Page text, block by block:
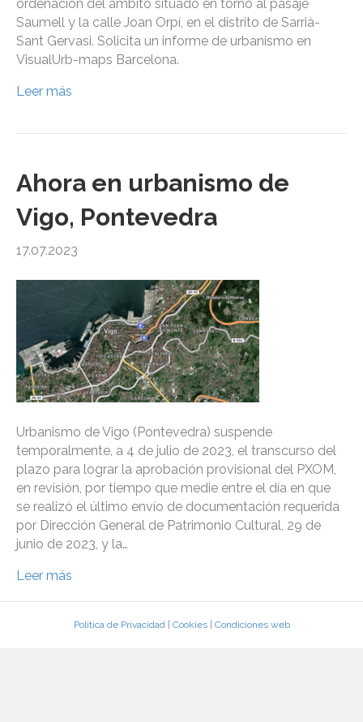
ordenación del ámbito situado en torno al pasaje
Saumell y la calle Joan Orpí, en el distrito de Sarrià-
Sant Gervasi. Solicita un informe de urbanismo en
VisualUrb-maps Barcelona.
Leer más
Ahora en urbanismo de
Vigo, Pontevedra
17.07.2023
Urbanismo de Vigo (Pontevedra) suspende
temporalmente, a 4 de julio de 2023, el transcurso del
plazo para lograr la aprobación provisional del PXOM,
en revisión, por tiempo que medie entre el día en que
se realizó el último envío de documentación requerida
por Dirección General de Patrimonio Cultural, 29 de
junio de 2023, y la…
Leer más
Política de Privacidad| Cookies| Condiciones web